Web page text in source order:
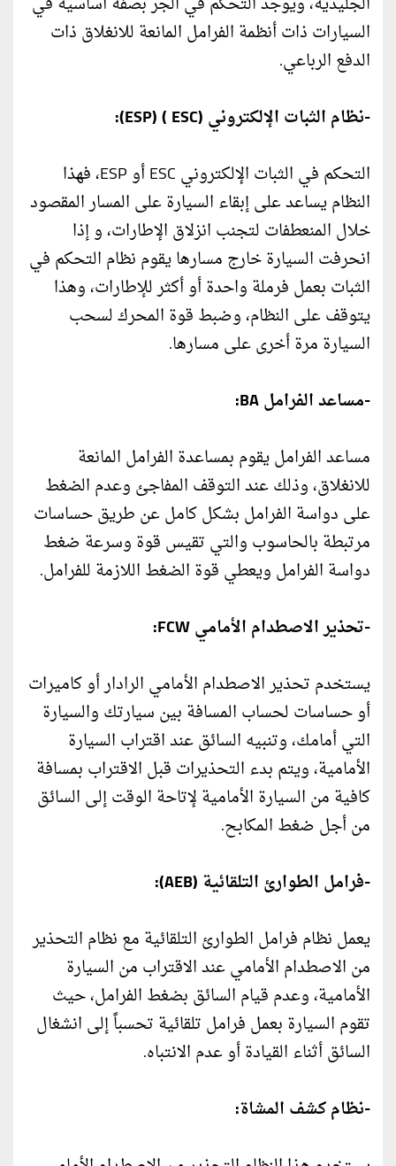
السيارات ذات أنظمة الفرامل المانعة للانغلاق ذات
الدفع الرباعي.
-نظام الثبات الإلكتروني (ESC ) (ESP):
التحكم في الثبات الإلكتروني ESC أو ESP، فهذا
النظام يساعد على إبقاء السيارة على المسار المقصود
خلال المنعطفات لتجنب انزلاق الإطارات، و إذا
انحرفت السيارة خارج مسارها يقوم نظام التحكم في
الثبات بعمل فرملة واحدة أو أكثر للإطارات، وهذا
يتوقف على النظام، وضبط قوة المحرك لسحب
السيارة مرة أخرى على مسارها.
-مساعد الفرامل BA:
مساعد الفرامل يقوم بمساعدة الفرامل المانعة
للانغلاق، وذلك عند التوقف المفاجئ وعدم الضغط
على دواسة الفرامل بشكل كامل عن طريق حساسات
مرتبطة بالحاسوب والتي تقيس قوة وسرعة ضغط
دواسة الفرامل ويعطي قوة الضغط اللازمة للفرامل.
-تحذير الاصطدام الأمامي FCW:
يستخدم تحذير الاصطدام الأمامي الرادار أو كاميرات
أو حساسات لحساب المسافة بين سيارتك والسيارة
التي أمامك، وتنبيه السائق عند اقتراب السيارة
الأمامية، ويتم بدء التحذيرات قبل الاقتراب بمسافة
كافية من السيارة الأمامية لإتاحة الوقت إلى السائق
من أجل ضغط المكابح.
-فرامل الطوارئ التلقائية (AEB):
يعمل نظام فرامل الطوارئ التلقائية مع نظام التحذير
من الاصطدام الأمامي عند الاقتراب من السيارة
الأمامية، وعدم قيام السائق بضغط الفرامل، حيث
تقوم السيارة بعمل فرامل تلقائية تحسباً إلى انشغال
السائق أثناء القيادة أو عدم الانتباه.
-نظام كشف المشاة: